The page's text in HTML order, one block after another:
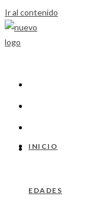
Ir al contenido
INICIO
EDADES